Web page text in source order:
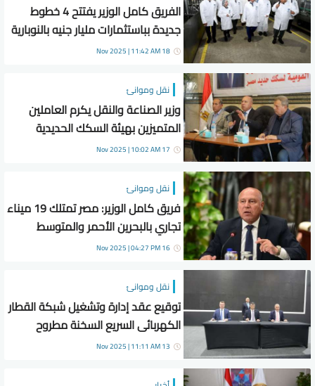
الفريق كامل الوزير يفتتح 4 خطوط
جديدة بباستثمارات مليار جنيه بالنوبارية
والسادات
18 Nov 2025 | 11:42 AM
نقل وموانئ
وزير الصناعة والنقل يكرم العاملين
المتميزين بهيئة السكك الحديدية
17 Nov 2025 | 10:02 AM
نقل وموانئ
فريق كامل الوزير: مصر تمتلك 19 ميناء
تجاري بالبحرين الأحمر والمتوسط
16 Nov 2025 | 04:27 PM
نقل وموانئ
توقيع عقد إدارة وتشغيل شبكة القطار
الكهربائى السريع السخنة مطروح
13 Nov 2025 | 11:11 AM